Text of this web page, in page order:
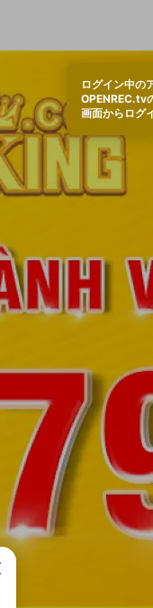
ログイン中の
OPENREC.tv
画面からログ